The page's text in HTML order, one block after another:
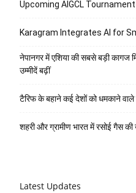
Upcoming AIGCL Tournament
Karagram Integrates AI for
नेपानगर में एशिया की सबसे बड़ी कागज
उम्मीदें बढ़ीं
टैरिफ के बहाने कई देशों को धमकाने वाले
शहरी और ग्रामीण भारत में रसोई गैस
Latest Updates